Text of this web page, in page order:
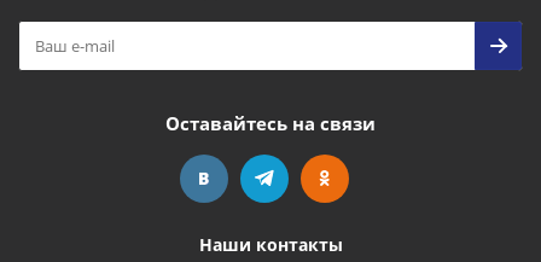
Оставайтесь на связи
Наши контакты